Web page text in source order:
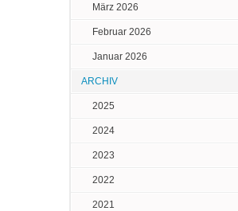
März 2026
Februar 2026
Januar 2026
ARCHIV
2025
2024
2023
2022
2021